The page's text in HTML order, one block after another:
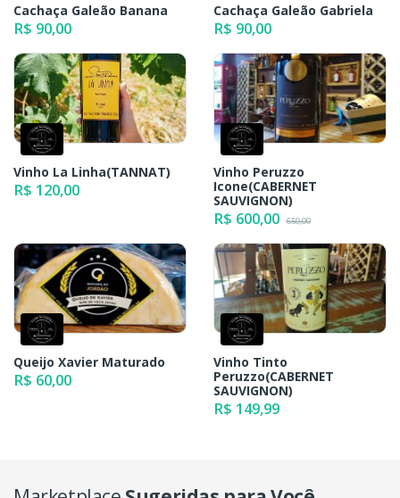
Cachaça Galeão Banana
R$ 90,00
Cachaça Galeão Gabriela
R$ 90,00
Vinho La Linha(TANNAT)
R$ 120,00
Vinho Peruzzo
Icone(CABERNET
SAUVIGNON)
R$ 600,00 650,00
Queijo Xavier Maturado
R$ 60,00
Vinho Tinto
Peruzzo(CABERNET
SAUVIGNON)
R$ 149,99